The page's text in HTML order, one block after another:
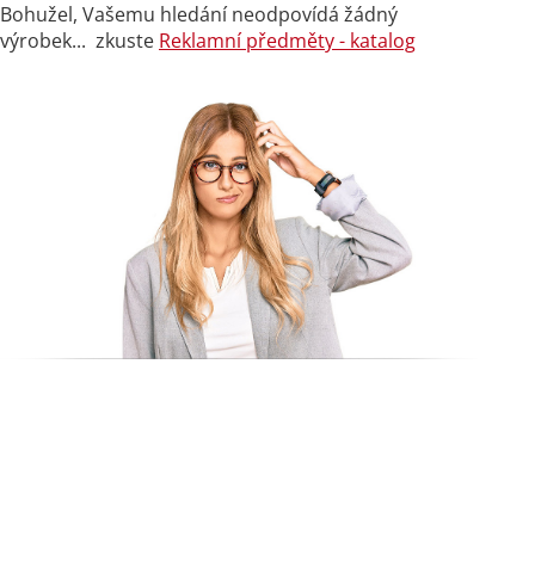
Bohužel, Vašemu hledání neodpovídá žádný
výrobek... zkuste Reklamní předměty - katalog